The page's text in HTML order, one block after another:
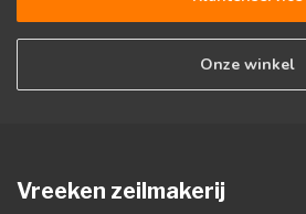
Onze winkel
Vreeken zeilmakerij